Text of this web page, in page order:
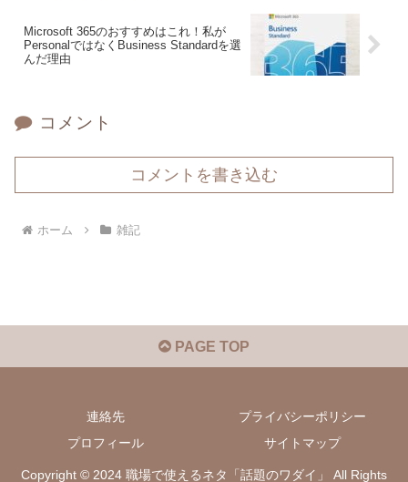
Microsoft 365のおすすめはこれ！私が
PersonalではなくBusiness Standardを選
んだ理由
コメント
コメントを書き込む
ホーム 雑記
PAGE TOP
連絡先
プライバシーポリシー
プロフィール
サイトマップ
Copyright © 2024 職場で使えるネタ「話題のワダイ」 All Rights